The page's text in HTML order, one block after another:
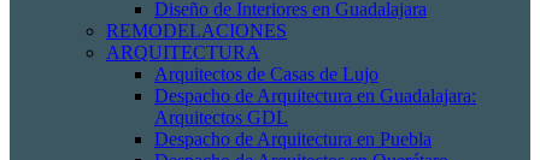
Diseño de Interiores en Guadalajara
REMODELACIONES
ARQUITECTURA
Arquitectos de Casas de Lujo
Despacho de Arquitectura en Guadalajara:
Arquitectos GDL
Despacho de Arquitectura en Puebla